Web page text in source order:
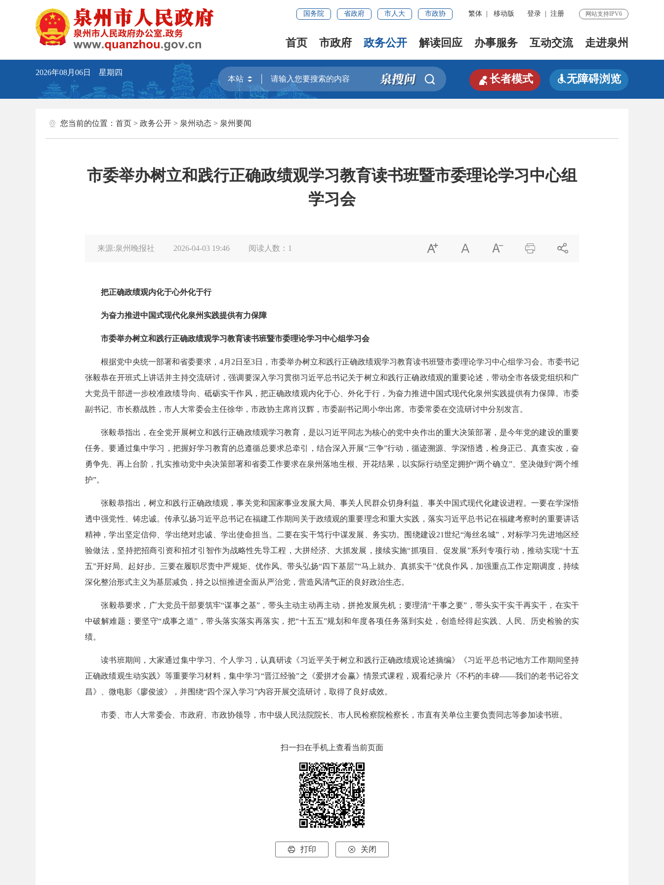
国务院 省政府 市人大 市政协 繁体 移动版 登录 注册 网站支持IPV6
首页 市政府 政务公开 解读回应 办事服务 互动交流 走进泉州
2026年08月06日 星期四
 长者模式 无障碍浏览
您当前的位置： 首页 > 政务公开 > 泉州动态 > 泉州要闻
市委举办树立和践行正确政绩观学习教育读书班暨市委理论学习中心组
学习会
来源:泉州晚报社 2026-04-03 19:46 阅读人数： 1     
把正确政绩观内化于心外化于行
为奋力推进中国式现代化泉州实践提供有力保障
市委举办树立和践行正确政绩观学习教育读书班暨市委理论学习中心组学习会
根据党中央统一部署和省委要求，4月2日至3日，市委举办树立和践行正确政绩观学习教育读书班暨市委理论学习中心组学习会。市委书记
张毅恭在开班式上讲话并主持交流研讨，强调要深入学习贯彻习近平总书记关于树立和践行正确政绩观的重要论述，带动全市各级党组织和广
大党员干部进一步校准政绩导向、砥砺实干作风，把正确政绩观内化于心、外化于行，为奋力推进中国式现代化泉州实践提供有力保障。市委
副书记、市长蔡战胜，市人大常委会主任徐华，市政协主席肖汉辉，市委副书记周小华出席。市委常委在交流研讨中分别发言。
张毅恭指出，在全党开展树立和践行正确政绩观学习教育，是以习近平同志为核心的党中央作出的重大决策部署，是今年党的建设的重要
任务。要通过集中学习，把握好学习教育的总遵循总要求总牵引，结合深入开展“三争”行动，循迹溯源、学深悟透，检身正己、真查实改，奋
勇争先、再上台阶，扎实推动党中央决策部署和省委工作要求在泉州落地生根、开花结果，以实际行动坚定拥护“两个确立”、坚决做到“两个维
护”。
张毅恭指出，树立和践行正确政绩观，事关党和国家事业发展大局、事关人民群众切身利益、事关中国式现代化建设进程。一要在学深悟
透中强党性、铸忠诚。传承弘扬习近平总书记在福建工作期间关于政绩观的重要理念和重大实践，落实习近平总书记在福建考察时的重要讲话
精神，学出坚定信仰、学出绝对忠诚、学出使命担当。二要在实干笃行中谋发展、务实功。围绕建设21世纪“海丝名城”，对标学习先进地区经
验做法，坚持把招商引资和招才引智作为战略性先导工程，大拼经济、大抓发展，接续实施“抓项目、促发展”系列专项行动，推动实现“十五
五”开好局、起好步。三要在履职尽责中严规矩、优作风。带头弘扬“四下基层”“马上就办、真抓实干”优良作风，加强重点工作定期调度，持续
深化整治形式主义为基层减负，持之以恒推进全面从严治党，营造风清气正的良好政治生态。
张毅恭要求，广大党员干部要筑牢“谋事之基”，带头主动主动再主动，拼抢发展先机；要理清“干事之要”，带头实干实干再实干，在实干
中破解难题；要坚守“成事之道”，带头落实落实再落实，把“十五五”规划和年度各项任务落到实处，创造经得起实践、人民、历史检验的实
绩。
读书班期间，大家通过集中学习、个人学习，认真研读《习近平关于树立和践行正确政绩观论述摘编》《习近平总书记地方工作期间坚持
正确政绩观生动实践》等重要学习材料，集中学习“晋江经验”之《爱拼才会赢》情景式课程，观看纪录片《不朽的丰碑——我们的老书记谷文
昌》、微电影《廖俊波》，并围绕“四个深入学习”内容开展交流研讨，取得了良好成效。
市委、市人大常委会、市政府、市政协领导，市中级人民法院院长、市人民检察院检察长，市直有关单位主要负责同志等参加读书班。
扫一扫在手机上查看当前页面
 打印  关闭